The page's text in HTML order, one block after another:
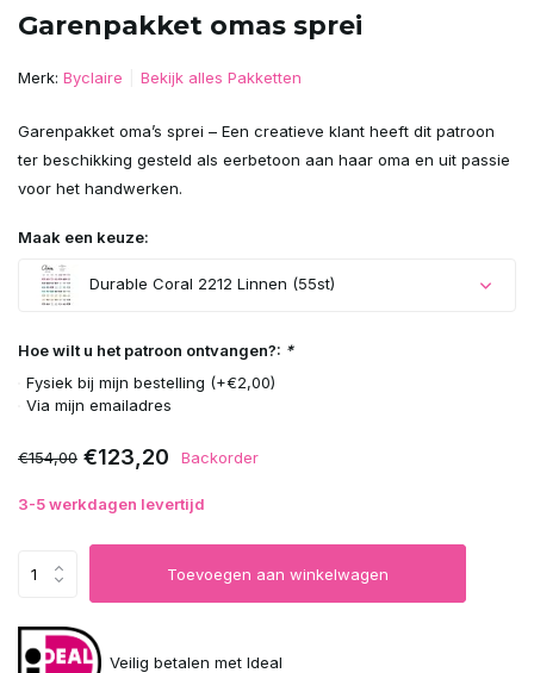
Garenpakket omas sprei
Merk: Byclaire Bekijk alles Pakketten
Garenpakket oma’s sprei – Een creatieve klant heeft dit patroon
ter beschikking gesteld als eerbetoon aan haar oma en uit passie
voor het handwerken.
Maak een keuze:
Durable Coral 2212 Linnen (55st)
Hoe wilt u het patroon ontvangen?: *
Fysiek bij mijn bestelling (+€2,00)
Via mijn emailadres
€154,00 €123,20 Backorder
3-5 werkdagen levertijd
Toevoegen aan winkelwagen
Veilig betalen met Ideal